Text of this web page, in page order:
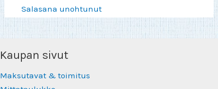
Salasana unohtunut
Kaupan sivut
Maksutavat & toimitus